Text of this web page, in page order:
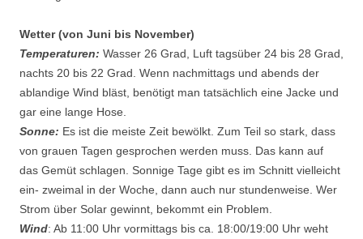
Wetter (von Juni bis November)
Temperaturen: Wasser 26 Grad, Luft tagsüber 24 bis 28 Grad,
nachts 20 bis 22 Grad. Wenn nachmittags und abends der
ablandige Wind bläst, benötigt man tatsächlich eine Jacke und
gar eine lange Hose.
Sonne: Es ist die meiste Zeit bewölkt. Zum Teil so stark, dass
von grauen Tagen gesprochen werden muss. Das kann auf
das Gemüt schlagen. Sonnige Tage gibt es im Schnitt vielleicht
ein- zweimal in der Woche, dann auch nur stundenweise. Wer
Strom über Solar gewinnt, bekommt ein Problem.
Wind: Ab 11:00 Uhr vormittags bis ca. 18:00/19:00 Uhr weht